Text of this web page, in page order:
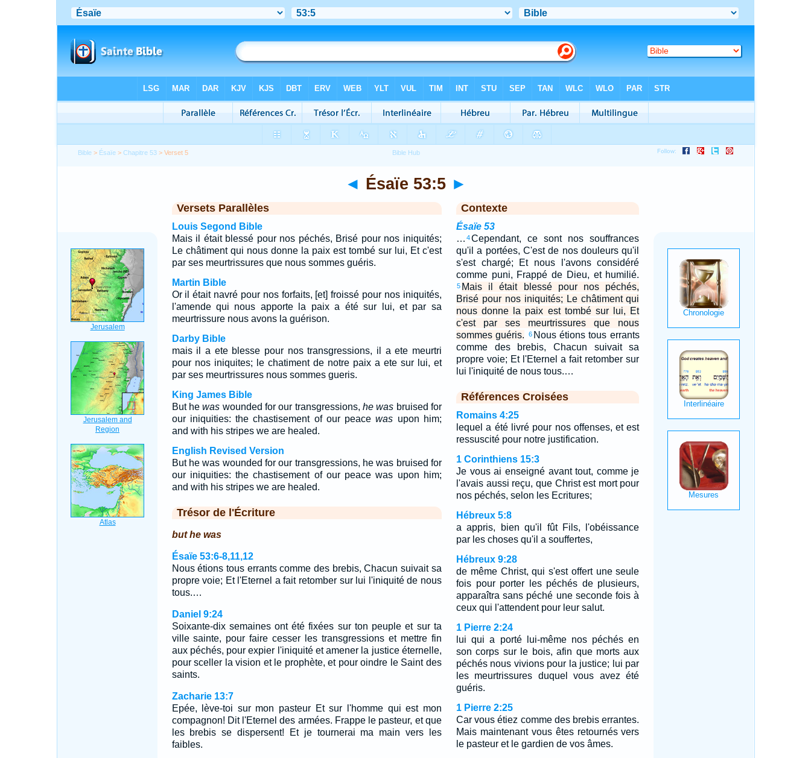
Bible > Ésaïe >Chapitre 53 > Verset 5
◄ Ésaïe 53:5 ►
Versets Parallèles
Louis Segond Bible
Mais il était blessé pour nos péchés, Brisé pour nos iniquités;
Le châtiment qui nous donne la paix est tombé sur lui, Et c'est
par ses meurtrissures que nous sommes guéris.
Martin Bible
Or il était navré pour nos forfaits, [et] froissé pour nos iniquités,
l'amende qui nous apporte la paix a été sur lui, et par sa
meurtrissure nous avons la guérison.
Darby Bible
mais il a ete blesse pour nos transgressions, il a ete meurtri
pour nos iniquites; le chatiment de notre paix a ete sur lui, et
par ses meurtrissures nous sommes gueris.
King James Bible
But hewas wounded for our transgressions, he was bruised for
our iniquities: the chastisement of our peacewas upon him;
and with his stripes we are healed.
English Revised Version
But he was wounded for our transgressions, he was bruised for
our iniquities: the chastisement of our peace was upon him;
and with his stripes we are healed.
Trésor de l'Écriture
but he was
Ésaïe 53:6-8,11,12
Nous étions tous errants comme des brebis, Chacun suivait sa
propre voie; Et l'Eternel a fait retomber sur lui l'iniquité de nous
tous.…
Daniel 9:24
Soixante-dix semaines ont été fixées sur ton peuple et sur ta
ville sainte, pour faire cesser les transgressions et mettre fin
aux péchés, pour expier l'iniquité et amener la justice éternelle,
pour sceller la vision et le prophète, et pour oindre le Saint des
saints.
Zacharie 13:7
Epée, lève-toi sur mon pasteur Et sur l'homme qui est mon
compagnon! Dit l'Eternel des armées. Frappe le pasteur, et que
les brebis se dispersent! Et je tournerai ma main vers les
faibles.
Contexte
Ésaïe 53
… 4Cependant, ce sont nos souffrances
qu'il a portées, C'est de nos douleurs qu'il
s'est chargé; Et nous l'avons considéré
comme puni, Frappé de Dieu, et humilié.
5 Mais il était blessé pour nos péchés,
Brisé pour nos iniquités; Le châtiment qui
nous donne la paix est tombé sur lui, Et
c'est par ses meurtrissures que nous
sommes guéris.
6 Nous étions tous errants
comme des brebis, Chacun suivait sa
propre voie; Et l'Eternel a fait retomber sur
lui l'iniquité de nous tous.…
Références Croisées
Romains 4:25
lequel a été livré pour nos offenses, et est
ressuscité pour notre justification.
1 Corinthiens 15:3
Je vous ai enseigné avant tout, comme je
l'avais aussi reçu, que Christ est mort pour
nos péchés, selon les Ecritures;
Hébreux 5:8
a appris, bien qu'il fût Fils, l'obéissance
par les choses qu'il a souffertes,
Hébreux 9:28
de même Christ, qui s'est offert une seule
fois pour porter les péchés de plusieurs,
apparaîtra sans péché une seconde fois à
ceux qui l'attendent pour leur salut.
1 Pierre 2:24
lui qui a porté lui-même nos péchés en
son corps sur le bois, afin que morts aux
péchés nous vivions pour la justice; lui par
les meurtrissures duquel vous avez été
guéris.
1 Pierre 2:25
Car vous étiez comme des brebis errantes.
Mais maintenant vous êtes retournés vers
le pasteur et le gardien de vos âmes.